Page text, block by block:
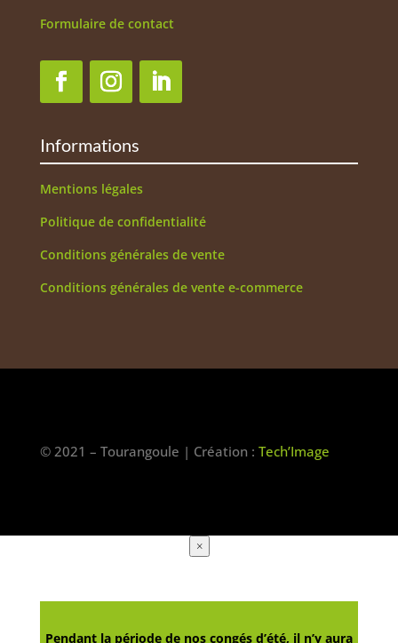
Formulaire de contact
Informations
Mentions légales
Politique de confidentialité
Conditions générales de vente
Conditions générales de vente e-commerce
© 2021 – Tourangoule | Création : Tech’Image
×
Pendant la période de nos congés d’été, il n’y aura